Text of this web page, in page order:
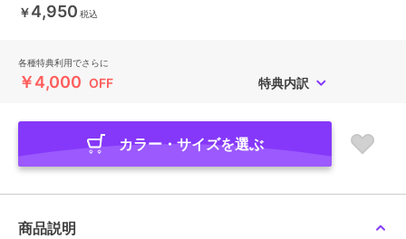
￥4,950 税込
各種特典利用でさらに
￥4,000 OFF 特典内訳
カラー・サイズを選ぶ
商品説明